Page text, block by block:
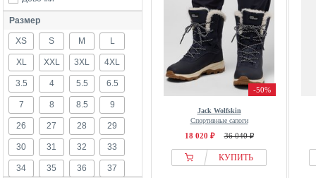
Размер
XS S M L
XL XXL 3XL 4XL
3.5 4 5.5 6.5
7 8 8.5 9
26 27 28 29
30 31 32 33
34 35 36 37
-50%
Jack Wolfskin
Спортивные сапоги
18 020 ₽ 36 040 ₽
КУПИТЬ